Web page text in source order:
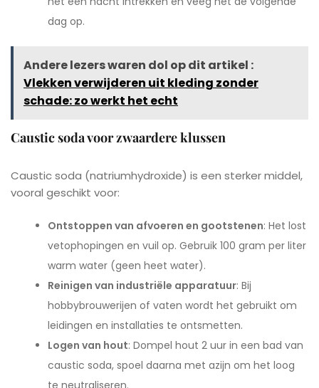
dag op.
Andere lezers waren dol op dit artikel :
Vlekken verwijderen uit kleding zonder
schade: zo werkt het echt
Caustic soda voor zwaardere klussen
Caustic soda (natriumhydroxide) is een sterker middel,
vooral geschikt voor:
Ontstoppen van afvoeren en gootstenen: Het lost
vetophopingen en vuil op. Gebruik 100 gram per liter
warm water (geen heet water).
Reinigen van industriële apparatuur: Bij
hobbybrouwerijen of vaten wordt het gebruikt om
leidingen en installaties te ontsmetten.
Logen van hout: Dompel hout 2 uur in een bad van
caustic soda, spoel daarna met azijn om het loog